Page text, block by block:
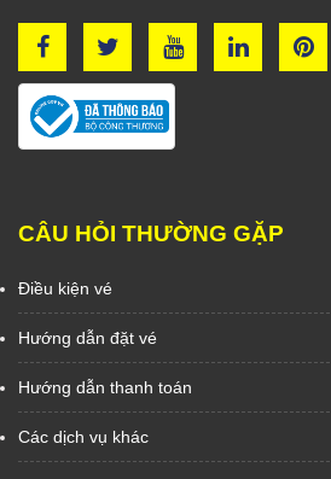
CÂU HỎI THƯỜNG GẶP
Điều kiện vé
Hướng dẫn đặt vé
Hướng dẫn thanh toán
Các dịch vụ khác